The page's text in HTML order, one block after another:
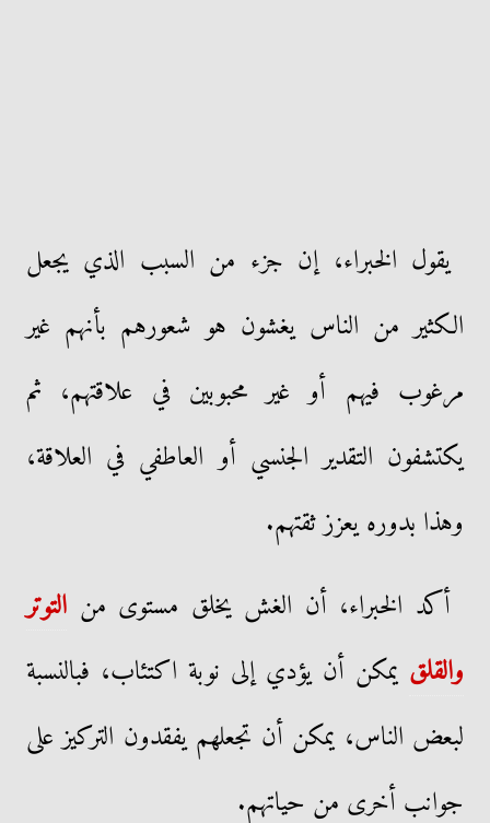
يقول الخبراء، إن جزء من السبب الذي يجعل
الكثير من الناس يغشون هو شعورهم بأنهم غير
مرغوب فيهم أو غير محبوبين في علاقتهم، ثم
يكتشفون التقدير الجنسي أو العاطفي في العلاقة،
وهذا بدوره يعزز ثقتهم.
أكد الخبراء، أن الغش يخلق مستوى من التوتر
والقلق يمكن أن يؤدي إلى نوبة اكتئاب، فبالنسبة
لبعض الناس، يمكن أن تجعلهم يفقدون التركيز على
جوانب أخرى من حياتهم.